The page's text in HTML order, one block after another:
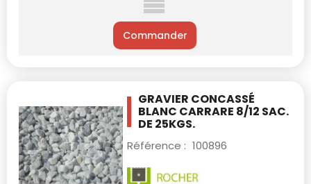
Commander
GRAVIER CONCASSÉ
BLANC CARRARE 8/12 SAC.
DE 25KGS.
Référence : 100896